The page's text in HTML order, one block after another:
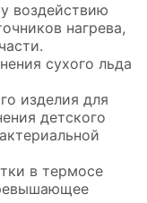
воздействию
нагрева,
сухого льда
изделия для
детского
в термосе